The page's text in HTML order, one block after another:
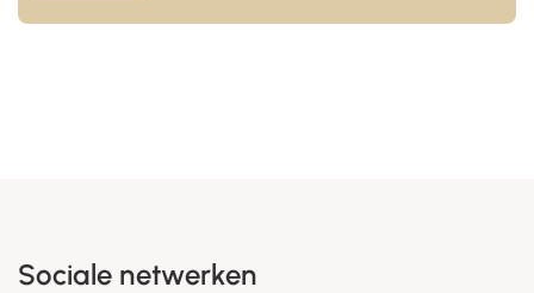
Sociale netwerken